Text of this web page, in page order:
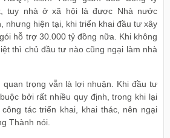
tuy nhà ở xã hội là được Nhà nước
nhưng hiện tại, khi triển khai đầu tư xây
hỗ trợ 30.000 tỷ đồng nữa. Khi không
thì chủ đầu tư nào cũng ngại làm nhà
quan trọng vẫn là lợi nhuận. Khi đầu tư
bởi rất nhiều quy định, trong khi lại
tác triển khai, khai thác, nên ngại
Thành nói.